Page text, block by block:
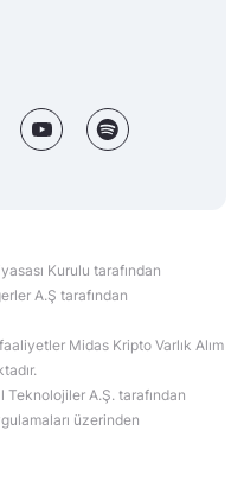
Kurulu tarafından
A.Ş tarafından
Midas Kripto Varlık Alım
A.Ş. tarafından
üzerinden